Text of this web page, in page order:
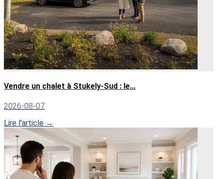
Vendre un chalet à Stukely-Sud : le...
2026-08-07
Lire l'article →